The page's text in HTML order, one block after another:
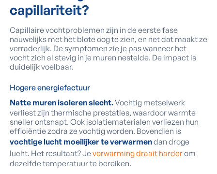
capillariteit?
Capillaire vochtproblemen zijn in de eerste fase
nauwelijks met het blote oog te zien, en net dat maakt ze
verraderlijk. De symptomen zie je pas wanneer het
vocht zich al stevig in je muren nestelde. De impact is
duidelijk voelbaar.
Hogere energiefactuur
Natte muren isoleren slecht.Vochtig metselwerk
verliest zijn thermische prestaties, waardoor warmte
sneller ontsnapt. Ook isolatiematerialen verliezen hun
efficiëntie zodra ze vochtig worden. Bovendien is
vochtige lucht moeilijker te verwarmendan droge
lucht. Het resultaat? Jeverwarming draait harderom
dezelfde temperatuur te bereiken.